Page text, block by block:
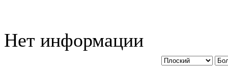
Нет информации